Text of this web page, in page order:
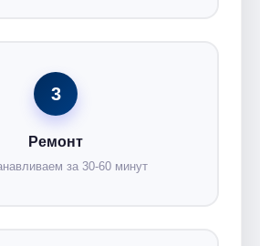
3
Ремонт
за 30-60 минут